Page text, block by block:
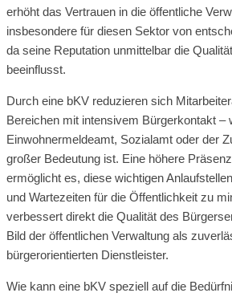
erhöht das Vertrauen in die öffentliche
insbesondere für diesen Sektor von
da seine Reputation unmittelbar die
beeinflusst.
Durch eine bKV reduzieren sich
Bereichen mit intensivem Bürgerkontakt –
Einwohnermeldeamt, Sozialamt oder der
großer Bedeutung ist. Eine höhere
ermöglicht es, diese wichtigen
und Wartezeiten für die Öffentlichkeit zu
verbessert direkt die Qualität des
Bild der öffentlichen Verwaltung als
bürgerorientierten Dienstleister.
Wie kann eine bKV speziell auf die